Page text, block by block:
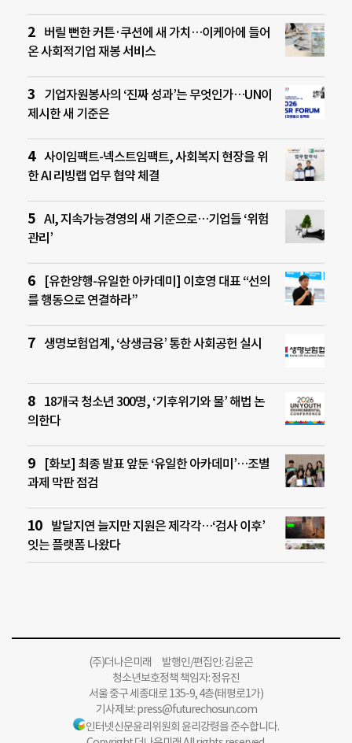
버릴 뻔한 커튼·쿠션에 새 가치…이케아에 들어
온 사회적기업 재봉 서비스
기업자원봉사의 ‘진짜 성과’는 무엇인가…UN이
제시한 새 기준은
사이임팩트-넥스트임팩트, 사회복지 현장을 위
한 AI 리빙랩 업무 협약 체결
AI, 지속가능경영의 새 기준으로…기업들 ‘위험
관리’
[유한양행-유일한 아카데미] 이호영 대표 “선의
를 행동으로 연결하라”
생명보험업계, ‘상생금융’ 통한 사회공헌 실시
18개국 청소년 300명, ‘기후위기와 물’ 해법 논
의한다
[화보] 최종 발표 앞둔 ‘유일한 아카데미’…조별
과제 막판 점검
발달지연 늘지만 지원은 제각각…‘검사 이후’
잇는 플랫폼 나왔다
(주)더나은미래 발행인/편집인: 김윤곤
청소년보호정책 책임자: 정유진
서울 중구 세종대로 135-9, 4층(태평로1가)
기사제보:press@futurechosun.com
인터넷신문윤리위원회 윤리강령을 준수합니다.